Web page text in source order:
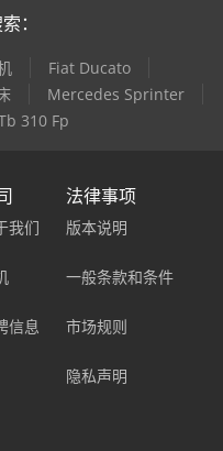
：
Fiat Ducato
Mercedes Sprinter
310 Fp
我们
信息
法律事项
版本说明
一般条款和条件
市场规则
隐私声明